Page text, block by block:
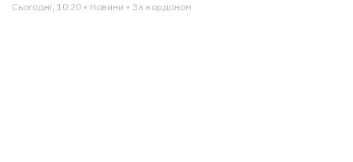
Сьогодні, 10:20 • Новини • За кордоном